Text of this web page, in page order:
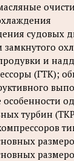
судовых
и
(ГТК);
особенности
турбин